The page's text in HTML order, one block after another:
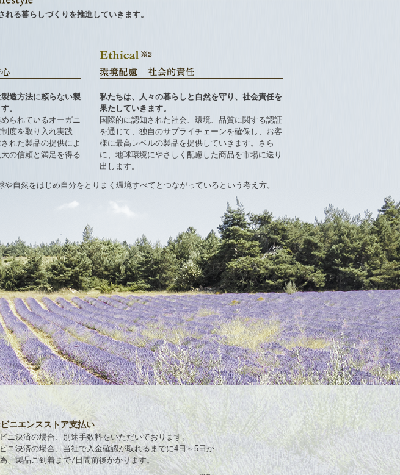
る暮らしづくりを推進していきます。
造方法に頼らない製
。
られているオーガニ
度を取り入れ実践
れた製品の提供によ
の信頼と満足を得る
私たちは、人々の暮らしと自然を守り、社会責任を
果たしていきます。
国際的に認知された社会、環境、品質に関する認証
を通じて、独自のサプライチェーンを確保し、お客
様に最高レベルの製品を提供していきます。さら
に、地球環境にやさしく配慮した商品を市場に送り
出します。
然をはじめ自分をとりまく環境すべてとつながっているという考え方。
ニエンスストア支払い
ニ決済の場合、別途手数料をいただいております。
ニ決済の場合、当社で入金確認が取れるまでに4日～5日か
、製品ご到着まで7日間前後かかります。